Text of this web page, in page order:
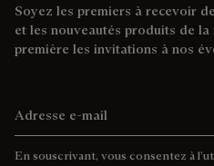
Soyez les premiers à recevoir
et les nouveautés produits de la
première les invitations à nos
En souscrivant, vous consentez à